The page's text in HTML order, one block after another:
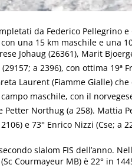
da Federico Pellegrino e
una 15 km maschile e una
Johaug (26361), Marit
a 2396), con ottima 19ª
Laurent (Fiamme Gialle)
campo maschile, con il
Petter Northug (a 258). Mattia
e 73° Enrico Nizzi (Cse; a
slalom FIS dell’anno.
Courmayeur MB) è 22° in